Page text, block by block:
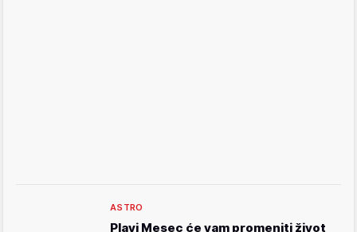
ASTRO
Plavi Mesec će vam promeniti život